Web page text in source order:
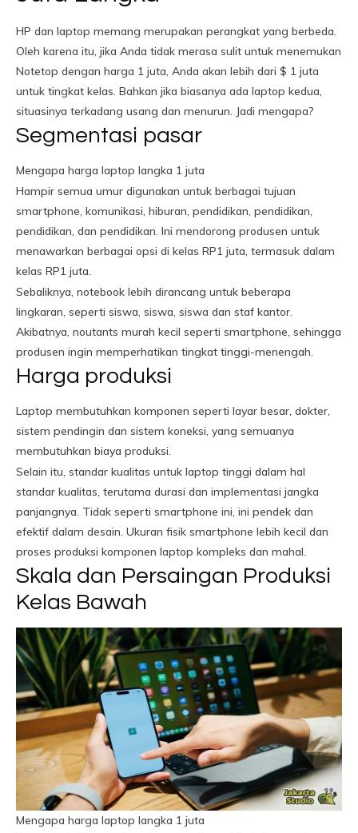
HP dan laptop memang merupakan perangkat yang berbeda.
Oleh karena itu, jika Anda tidak merasa sulit untuk menemukan
Notetop dengan harga 1 juta, Anda akan lebih dari $ 1 juta
untuk tingkat kelas. Bahkan jika biasanya ada laptop kedua,
situasinya terkadang usang dan menurun. Jadi mengapa?
Segmentasi pasar
Mengapa harga laptop langka 1 juta
Hampir semua umur digunakan untuk berbagai tujuan
smartphone, komunikasi, hiburan, pendidikan, pendidikan,
pendidikan, dan pendidikan. Ini mendorong produsen untuk
menawarkan berbagai opsi di kelas RP1 juta, termasuk dalam
kelas RP1 juta.
Sebaliknya, notebook lebih dirancang untuk beberapa
lingkaran, seperti siswa, siswa, siswa dan staf kantor.
Akibatnya, noutants murah kecil seperti smartphone, sehingga
produsen ingin memperhatikan tingkat tinggi-menengah.
Harga produksi
Laptop membutuhkan komponen seperti layar besar, dokter,
sistem pendingin dan sistem koneksi, yang semuanya
membutuhkan biaya produksi.
Selain itu, standar kualitas untuk laptop tinggi dalam hal
standar kualitas, terutama durasi dan implementasi jangka
panjangnya. Tidak seperti smartphone ini, ini pendek dan
efektif dalam desain. Ukuran fisik smartphone lebih kecil dan
proses produksi komponen laptop kompleks dan mahal.
Skala dan Persaingan Produksi
Kelas Bawah
Mengapa harga laptop langka 1 juta